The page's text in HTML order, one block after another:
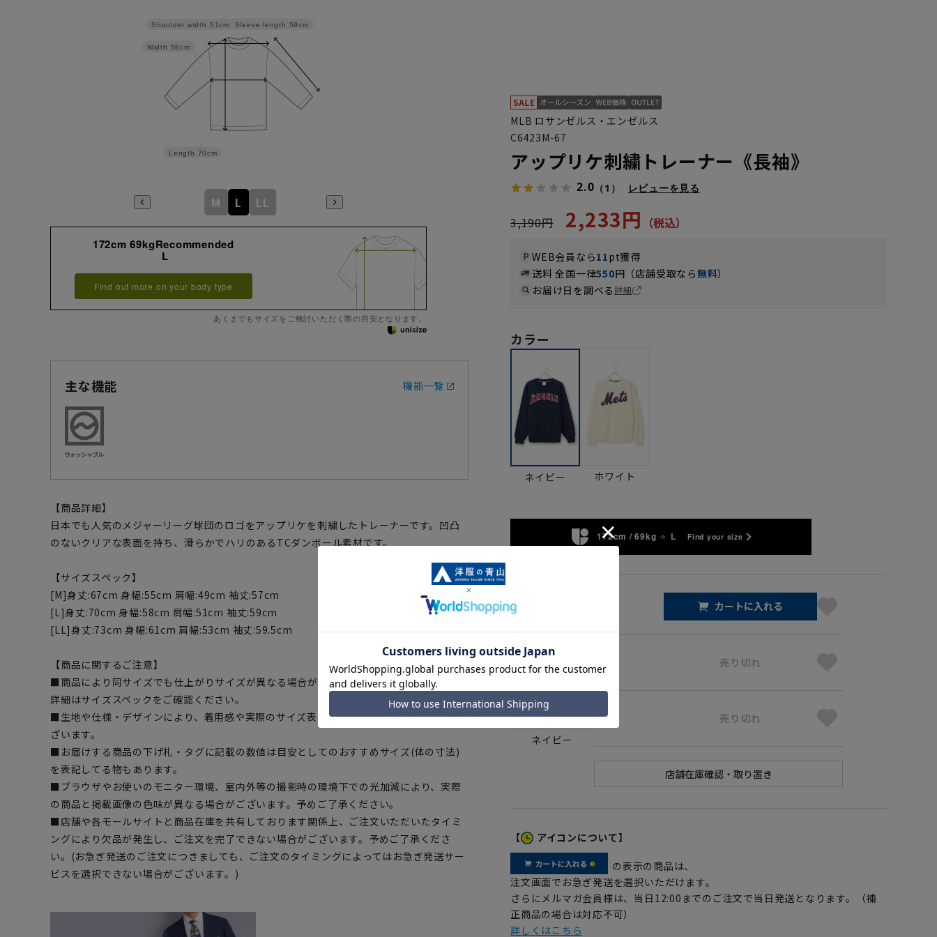
Sleeve length 59cm
Length 70cm
Width 58cm
Shoulder width 51cm
M L LL
172cm 69kgRecommended
L
Find out more on your body type
あくまでもサイズをご検討いただく際の目安となります。
主な機能 機能一覧
【商品詳細】
日本でも人気のメジャーリーグ球団のロゴをアップリケを刺繍したトレーナーです。凹凸
のないクリアな表面を持ち、滑らかでハリのあるTCダンボール素材です。
【サイズスペック】
[M]身丈:67cm 身幅:55cm 肩幅:49cm 袖丈:57cm
[L]身丈:70cm 身幅:58cm 肩幅:51cm 袖丈:59cm
[LL]身丈:73cm 身幅:61cm 肩幅:53cm 袖丈:59.5cm
【商品に関するご注意】
■商品により同サイズでも仕上がりサイズが異なる場合がございます。仕上がりサイズの
詳細はサイズスペックをご確認ください。
■生地や仕様・デザインにより、着用感や実際のサイズ表に若干の誤差が生じる場合がご
ざいます。
■お届けする商品の下げ札・タグに記載の数値は目安としてのおすすめサイズ(体の寸法)
を表記してる物もあります。
■ブラウザやお使いのモニター環境、室内外等の撮影時の環境下での光加減により、実際
の商品と掲載画像の色味が異なる場合がございます。予めご了承ください。
■店舗や各モールサイトと商品在庫を共有しております関係上、ご注文いただいたタイミ
ングにより欠品が発生し、ご注文を完了できない場合がございます。予めご了承くださ
い。(お急ぎ発送のご注文につきましても、ご注文のタイミングによってはお急ぎ発送サー
ビスを選択できない場合がございます。)
MLB ロサンゼルス・エンゼルス
C6423M-67
アップリケ刺繍トレーナー《長袖》
2.0 （1） レビューを見る
3,190円 2,233円
WEB会員なら11pt獲得
送料 全国一律550円（店舗受取なら無料）
お届け日を調べる詳細
カラー
ネイビー ホワイト
172cm / 69kg L Find your size
ネイビー
カートに入れる
売り切れ
LL 売り切れ
【 アイコンについて】
の表示の商品は、
注文画面でお急ぎ発送を選択いただけます。
さらにメルマガ会員様は、当日12:00までのご注文で当日発送となります。（補
正商品の場合は対応不可）
詳しくはこちら